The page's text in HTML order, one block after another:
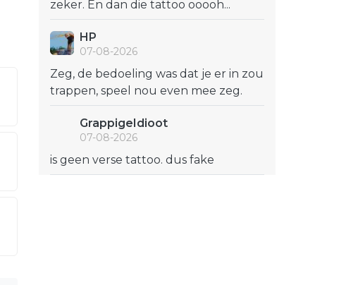
zeker. En dan die tattoo ooooh...
HP
07-08-2026
Zeg, de bedoeling was dat je er in zou
trappen, speel nou even mee zeg.
GrappigeIdioot
07-08-2026
is geen verse tattoo. dus fake